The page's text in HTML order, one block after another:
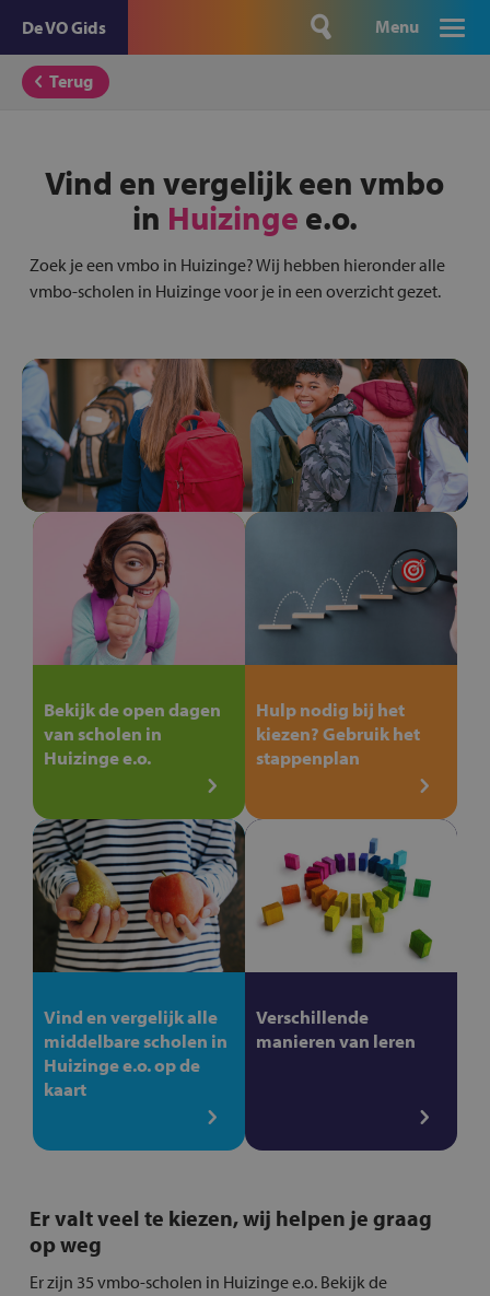
De VO Gids Menu
Terug
Vind en vergelijk een vmbo
in Huizinge e.o.
Zoek je een vmbo in Huizinge? Wij hebben hieronder alle
vmbo-scholen in Huizinge voor je in een overzicht gezet.
Bekijk de open dagen
van scholen in
Huizinge e.o.
Hulp nodig bij het
kiezen? Gebruik het
stappenplan
Vind en vergelijk alle
middelbare scholen in
Huizinge e.o. op de
kaart
Verschillende
manieren van leren
Er valt veel te kiezen, wij helpen je graag
op weg
Er zijn 35 vmbo-scholen in Huizinge e.o. Bekijk de